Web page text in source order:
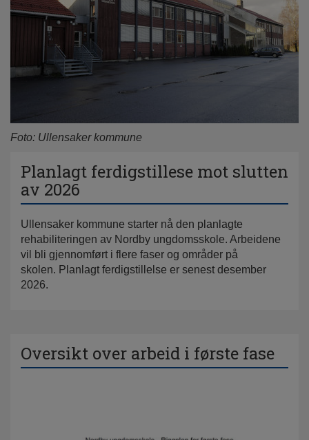
Foto: Ullensaker kommune
Planlagt ferdigstillese mot slutten
av 2026
Ullensaker kommune starter nå den planlagte
rehabiliteringen av Nordby ungdomsskole. Arbeidene
vil bli gjennomført i flere faser og områder på
skolen. Planlagt ferdigstillelse er senest desember
2026.
Oversikt over arbeid i første fase